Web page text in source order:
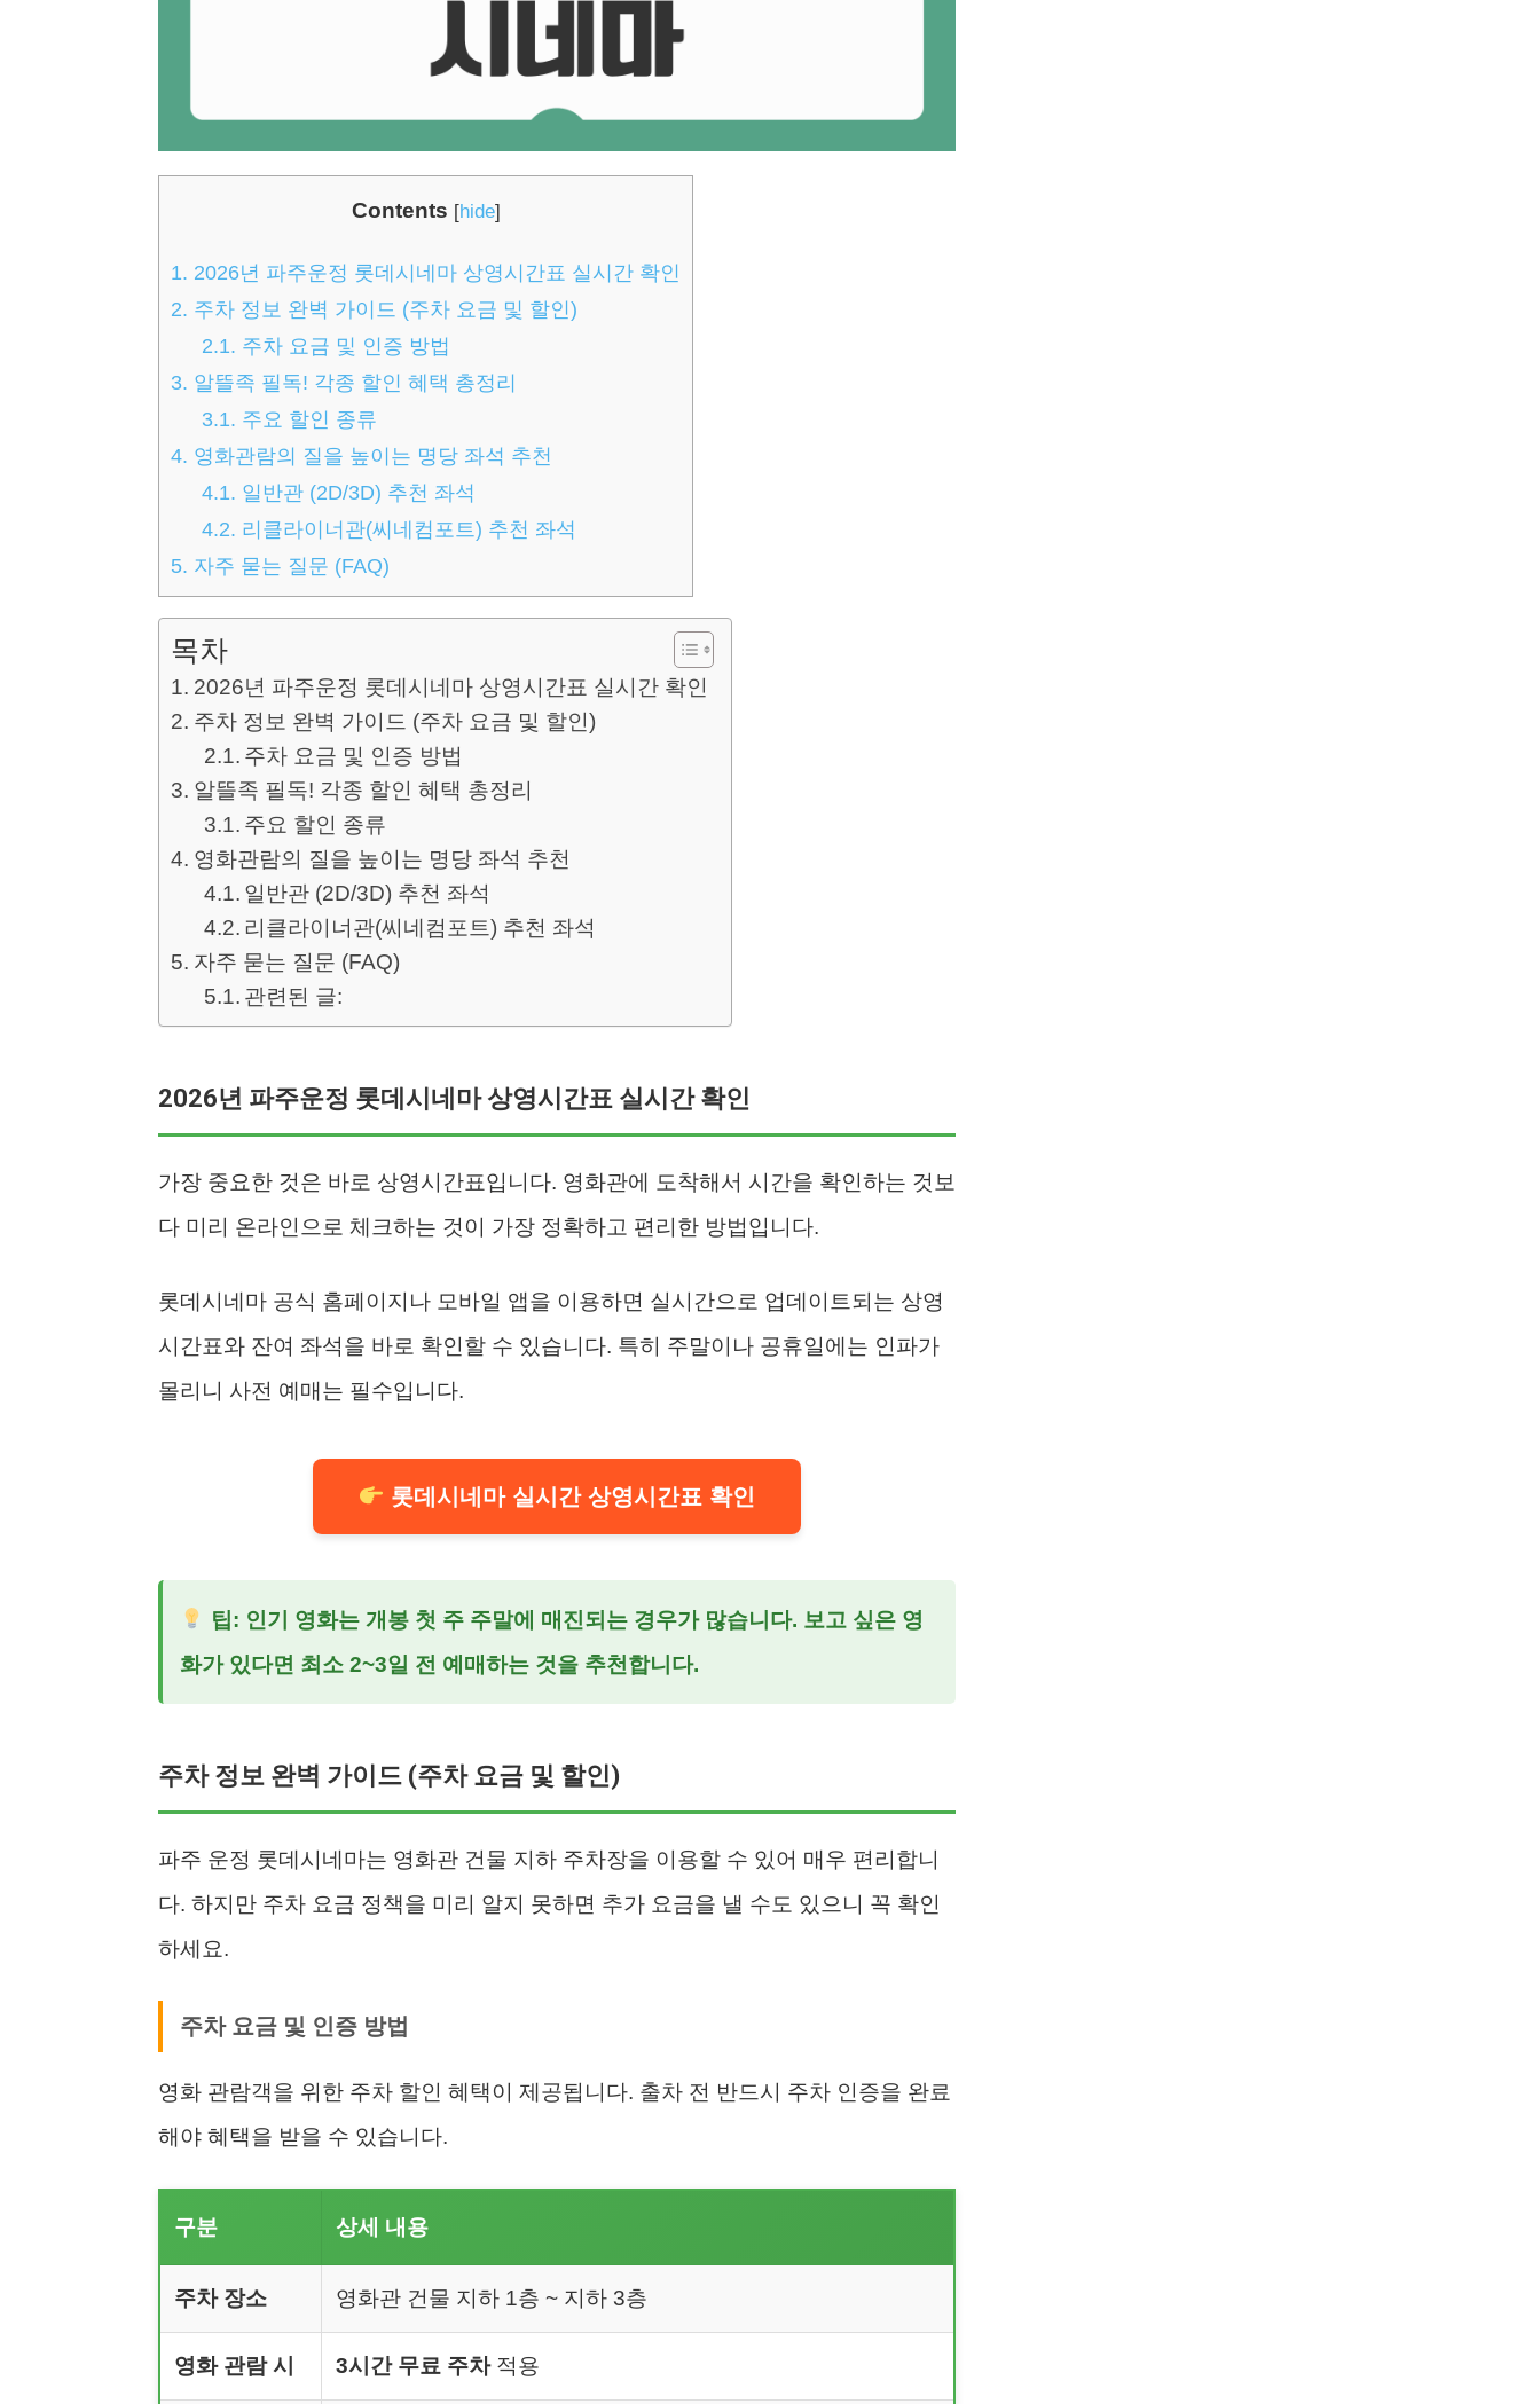
Contents [hide]
1. 2026년 파주운정 롯데시네마 상영시간표 실시간 확인
2. 주차 정보 완벽 가이드 (주차 요금 및 할인)
2.1. 주차 요금 및 인증 방법
3. 알뜰족 필독! 각종 할인 혜택 총정리
3.1. 주요 할인 종류
4. 영화관람의 질을 높이는 명당 좌석 추천
4.1. 일반관 (2D/3D) 추천 좌석
4.2. 리클라이너관(씨네컴포트) 추천 좌석
5. 자주 묻는 질문 (FAQ)
목차
2026년 파주운정 롯데시네마 상영시간표 실시간 확인
주차 정보 완벽 가이드 (주차 요금 및 할인)
주차 요금 및 인증 방법
알뜰족 필독! 각종 할인 혜택 총정리
주요 할인 종류
영화관람의 질을 높이는 명당 좌석 추천
일반관 (2D/3D) 추천 좌석
리클라이너관(씨네컴포트) 추천 좌석
자주 묻는 질문 (FAQ)
관련된 글:
2026년 파주운정 롯데시네마 상영시간표 실시간 확인
가장 중요한 것은 바로 상영시간표입니다. 영화관에 도착해서 시간을 확인하는 것보
다 미리 온라인으로 체크하는 것이 가장 정확하고 편리한 방법입니다.
롯데시네마 공식 홈페이지나 모바일 앱을 이용하면 실시간으로 업데이트되는 상영
시간표와 잔여 좌석을 바로 확인할 수 있습니다. 특히 주말이나 공휴일에는 인파가
몰리니 사전 예매는 필수입니다.
롯데시네마 실시간 상영시간표 확인
팁: 인기 영화는 개봉 첫 주 주말에 매진되는 경우가 많습니다. 보고 싶은 영
화가 있다면 최소 2~3일 전 예매하는 것을 추천합니다.
주차 정보 완벽 가이드 (주차 요금 및 할인)
파주 운정 롯데시네마는 영화관 건물 지하 주차장을 이용할 수 있어 매우 편리합니
다. 하지만 주차 요금 정책을 미리 알지 못하면 추가 요금을 낼 수도 있으니 꼭 확인
하세요.
주차 요금 및 인증 방법
영화 관람객을 위한 주차 할인 혜택이 제공됩니다. 출차 전 반드시 주차 인증을 완료
해야 혜택을 받을 수 있습니다.
구분 상세 내용
주차 장소 영화관 건물 지하 1층 ~ 지하 3층
영화 관람 시 3시간 무료 주차적용